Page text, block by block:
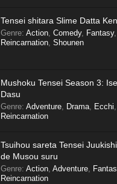
Tensei shitara Slime Datta
Genre: Action, Comedy, Fantasy,
Reincarnation, Shounen
Mushoku Tensei Season 3:
Dasu
Genre: Adventure, Drama, Ecchi,
Reincarnation
Tsuihou sareta Tensei
de Musou suru
Genre: Action, Adventure,
Reincarnation